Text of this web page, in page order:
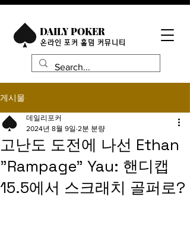
DAILY POKER
​온라인 포커 홀덤 커뮤니티
게시물
고난도 도전에 나선 Ethan
"Rampage" Yau: 핸디캡
15.5에서 스크래치 골퍼로?
데일리포커
2024년 8월 9일 2분 분량